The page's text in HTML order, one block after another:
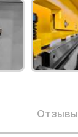
Отзывы